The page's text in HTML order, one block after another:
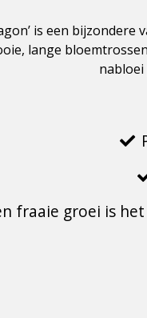
is een
lange
fraaie groei is